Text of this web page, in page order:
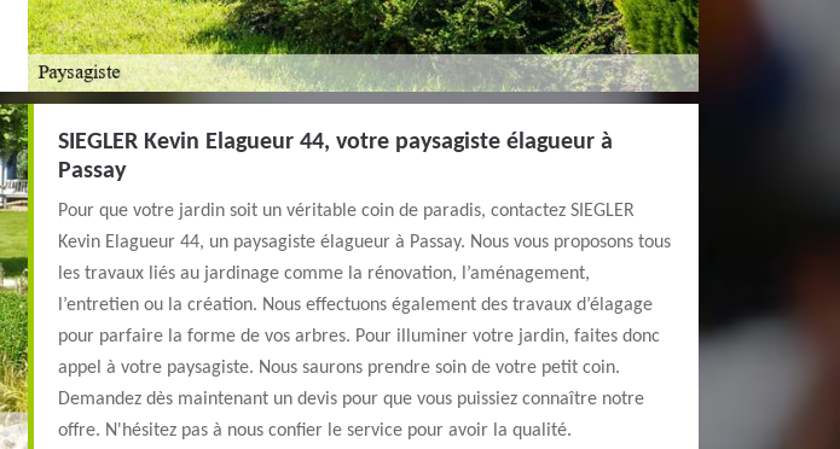
SIEGLER Kevin Elagueur 44, votre paysagiste élagueur à
Passay
Pour que votre jardin soit un véritable coin de paradis, contactez SIEGLER
Kevin Elagueur 44, un paysagiste élagueur à Passay. Nous vous proposons tous
les travaux liés au jardinage comme la rénovation, l’aménagement,
l’entretien ou la création. Nous effectuons également des travaux d’élagage
pour parfaire la forme de vos arbres. Pour illuminer votre jardin, faites donc
appel à votre paysagiste. Nous saurons prendre soin de votre petit coin.
Demandez dès maintenant un devis pour que vous puissiez connaître notre
offre. N'hésitez pas à nous confier le service pour avoir la qualité.